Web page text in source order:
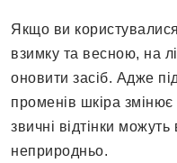
Якщо ви
взимку та весною, на
оновити засіб. Адже
променів шкіра
звичні відтінки
неприродньо.